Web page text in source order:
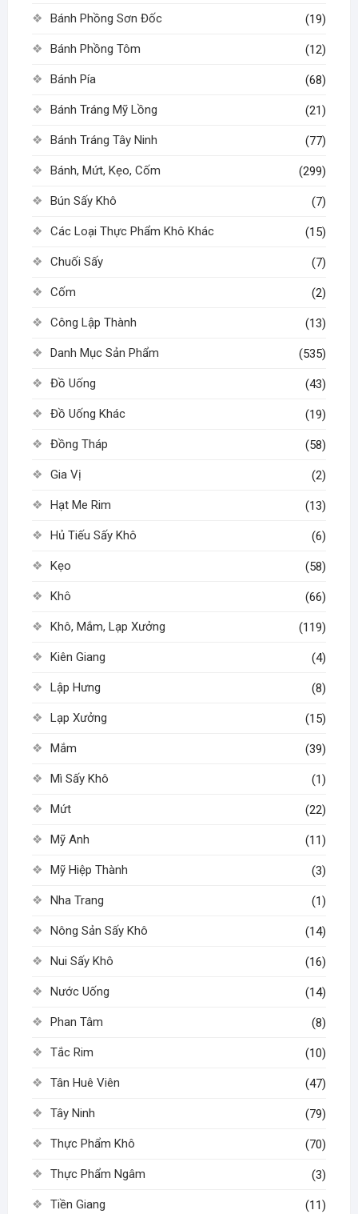
Bánh Phồng Sơn Đốc (19)
Bánh Phồng Tôm (12)
Bánh Pía (68)
Bánh Tráng Mỹ Lồng (21)
Bánh Tráng Tây Ninh (77)
Bánh, Mứt, Kẹo, Cốm (299)
Bún Sấy Khô (7)
Các Loại Thực Phẩm Khô Khác (15)
Chuối Sấy (7)
Cốm (2)
Công Lập Thành (13)
Danh Mục Sản Phẩm (535)
Đồ Uống (43)
Đồ Uống Khác (19)
Đồng Tháp (58)
Gia Vị (2)
Hạt Me Rim (13)
Hủ Tiếu Sấy Khô (6)
Kẹo (58)
Khô (66)
Khô, Mắm, Lạp Xưởng (119)
Kiên Giang (4)
Lập Hưng (8)
Lạp Xưởng (15)
Mắm (39)
Mì Sấy Khô (1)
Mứt (22)
Mỹ Anh (11)
Mỹ Hiệp Thành (3)
Nha Trang (1)
Nông Sản Sấy Khô (14)
Nui Sấy Khô (16)
Nước Uống (14)
Phan Tâm (8)
Tắc Rim (10)
Tân Huê Viên (47)
Tây Ninh (79)
Thực Phẩm Khô (70)
Thực Phẩm Ngâm (3)
Tiền Giang (11)